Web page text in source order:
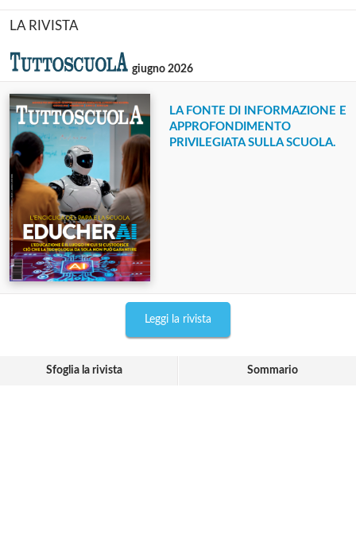
LA RIVISTA
giugno 2026
LA FONTE DI INFORMAZIONE E
APPROFONDIMENTO
PRIVILEGIATA SULLA SCUOLA.
Leggi la rivista
Sfoglia la rivista Sommario